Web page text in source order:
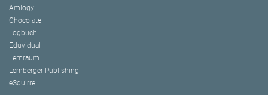
Amlogy
Chocolate
Logbuch
Eduvidual
Lernraum
Lemberger Publishing
eSquirrel